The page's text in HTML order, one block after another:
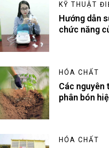
KỸ THUẬT
Hướng dẫn
chức năng
HÓA CHẤT
Các nguyên
phân bón
HÓA CHẤT